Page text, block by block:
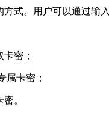
式。用户可以通过输
密；
属卡密；
。